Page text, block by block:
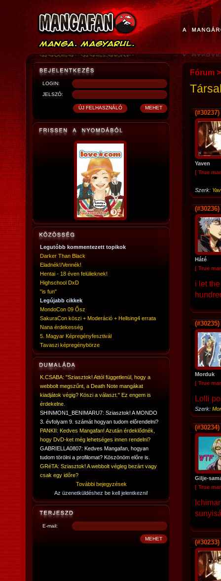
LOGIN:
JELSZÓ:
Legutóbb kommentezett topikok
Darker Than Black
Eladnék!/Vennék!
Hentai - 18 éven felülieknek!
Highschool DxD
"is fun"
Legújabb cikkek
MondoCon 09 Ősz
SakuraCon köszi + Moderáció + Hellsing4 errata
Nana érdekesség
5. Magyar Képregényfesztivál
Tavaszi képregénybörze
K.CSABA: "Sziasztok! Attól függetlenül, hogy a
webbolt megszűnt, a Death Note mangákat
kiadjátok végig? Köszi a választ." Ez engem is
érdekelne.
SHINMON1_BENIMARU7: Sziasztok! A MONDO
3. évfolyam 9. számát hogyan tudom előrendelni?
PANKII: Kedves Mangafan! Azután érdeklődnék,
hogy DvD-ket még lehetséges innen rendelni?
GABRIELLA0807: Kedves Mangafan, hogyan
tudom törölni a profilomat? Köszönöm előre is.
GRéTA: Sziasztok! A webbolt végleg bezárt vagy
csak egy időre?
További bejegyzések
Az üzenetküldéshez be kell jelentkezni!
E-mail:
Fórum
(#30237)
Yaven
[ True
Szerk:
(#30236)
Háté
[ True
i let
(#30235)
Morduk
[ True
Lolli
Szerk:
(#30234)
Gilje-
[ True
(#30233)